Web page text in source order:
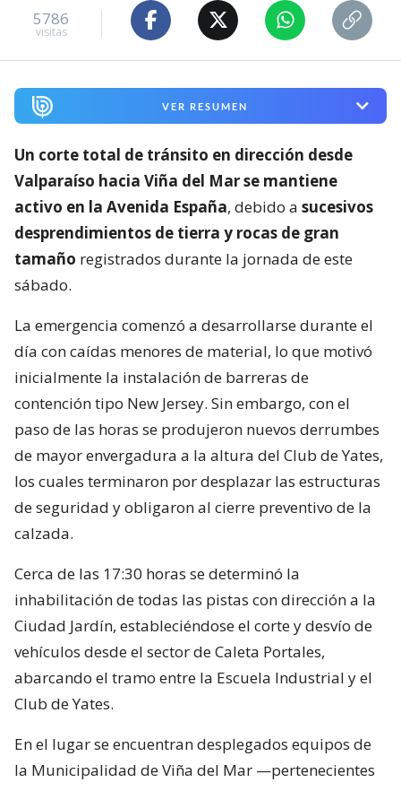
5786
visitas
VER RESUMEN
Un corte total de tránsito en dirección desde
Valparaíso hacia Viña del Mar se mantiene
activo en la Avenida España, debido a sucesivos
desprendimientos de tierra y rocas de gran
tamaño registrados durante la jornada de este
sábado.
La emergencia comenzó a desarrollarse durante el
día con caídas menores de material, lo que motivó
inicialmente la instalación de barreras de
contención tipo New Jersey. Sin embargo, con el
paso de las horas se produjeron nuevos derrumbes
de mayor envergadura a la altura del Club de Yates,
los cuales terminaron por desplazar las estructuras
de seguridad y obligaron al cierre preventivo de la
calzada.
Cerca de las 17:30 horas se determinó la
inhabilitación de todas las pistas con dirección a la
Ciudad Jardín, estableciéndose el corte y desvío de
vehículos desde el sector de Caleta Portales,
abarcando el tramo entre la Escuela Industrial y el
Club de Yates.
En el lugar se encuentran desplegados equipos de
la Municipalidad de Viña del Mar —pertenecientes